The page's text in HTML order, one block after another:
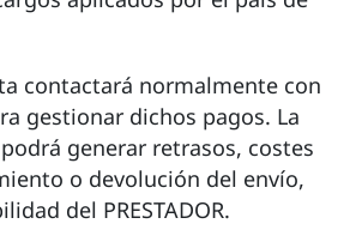
contactará normalmente con
gestionar dichos pagos. La
generar retrasos, costes
o devolución del envío,
del PRESTADOR.